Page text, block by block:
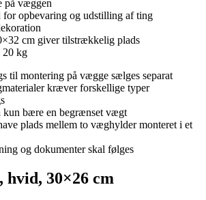
på væggen
opbevaring og udstilling af ting
cm giver tilstrækkelig plads
kg
til montering på vægge sælges separat
kræver forskellige typer
kun bære en begrænset vægt
plads mellem to væghylder monteret i et
og dokumenter skal følges
30×26 cm